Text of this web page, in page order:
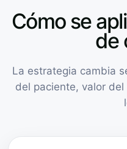
Cómo se
de
La estrategia cambia
del paciente, valor